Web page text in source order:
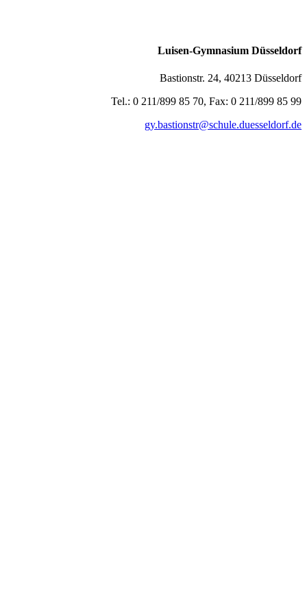
Luisen-Gymnasium Düsseldorf
Bastionstr. 24, 40213 Düsseldorf
Tel.: 0 211/899 85 70, Fax: 0 211/899 85 99
gy.bastionstr@schule.duesseldorf.de